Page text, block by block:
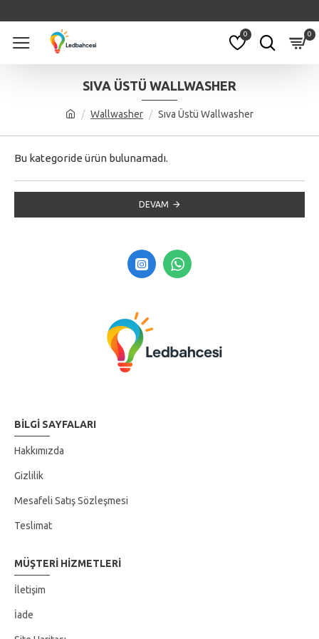
0 0
Wallwasher Sıva Üstü Wallwasher
SIVA ÜSTÜ WALLWASHER
Bu kategoride ürün bulunamadı.
DEVAM
BILGI SAYFALARI
Hakkımızda
Gizlilik
Mesafeli Satış Sözleşmesi
Teslimat
MÜŞTERI HIZMETLERI
İletişim
İade